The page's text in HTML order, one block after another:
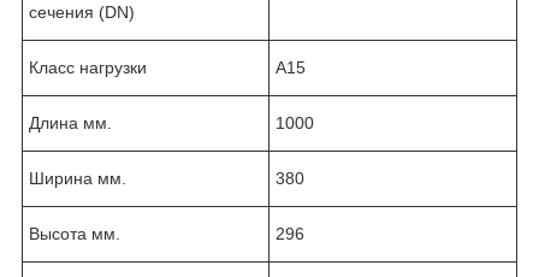
сечения (DN)
Класс нагрузки A15
Длина мм. 1000
Ширина мм. 380
Высота мм. 296